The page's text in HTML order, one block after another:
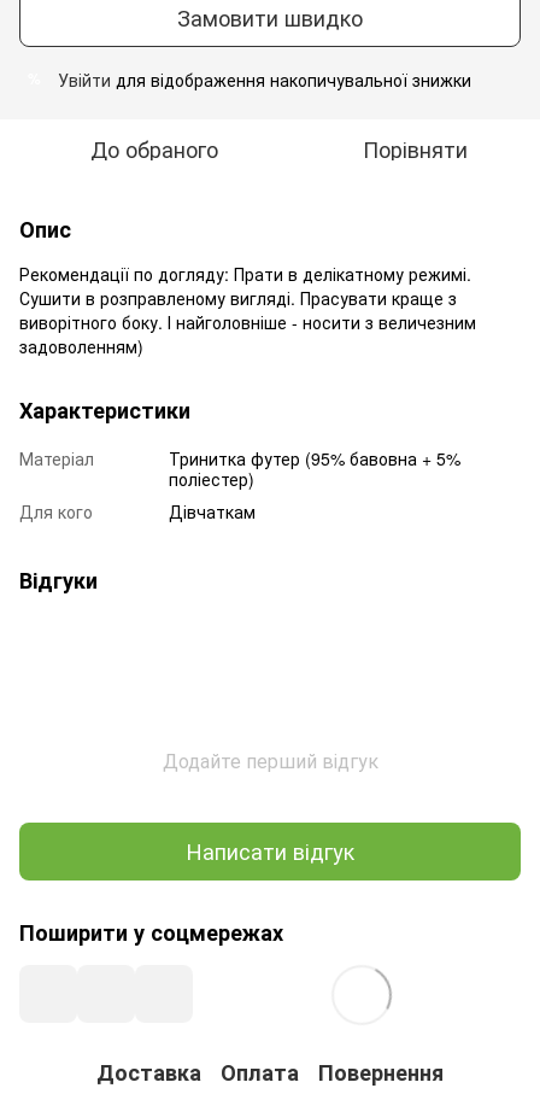
Замовити швидко
Увійти для відображення накопичувальної знижки
До обраного Порівняти
Опис
Рекомендації по догляду: Прати в делікатному режимі.
Сушити в розправленому вигляді. Прасувати краще з
виворітного боку. І найголовніше - носити з величезним
задоволенням)
Характеристики
Матеріал
Тринитка футер (95% бавовна + 5%
поліестер)
Для кого
Дівчаткам
Відгуки
Додайте перший відгук
Написати відгук
Поширити у соцмережах
Доставка Оплата Повернення